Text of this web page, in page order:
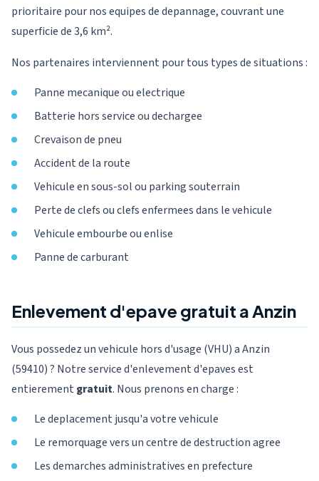
prioritaire pour nos equipes de depannage, couvrant une
superficie de 3,6 km².
Nos partenaires interviennent pour tous types de situations :
Panne mecanique ou electrique
Batterie hors service ou dechargee
Crevaison de pneu
Accident de la route
Vehicule en sous-sol ou parking souterrain
Perte de clefs ou clefs enfermees dans le vehicule
Vehicule embourbe ou enlise
Panne de carburant
Enlevement d'epave gratuit a Anzin
Vous possedez un vehicule hors d'usage (VHU) a Anzin
(59410) ? Notre service d'enlevement d'epaves est
entierement gratuit. Nous prenons en charge :
Le deplacement jusqu'a votre vehicule
Le remorquage vers un centre de destruction agree
Les demarches administratives en prefecture